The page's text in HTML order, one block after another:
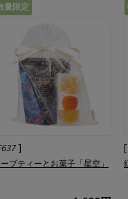
量限定
]
ブティーとお菓子「星空」
[